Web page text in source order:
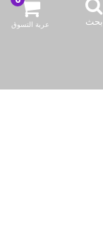
بحث عربة التسوق